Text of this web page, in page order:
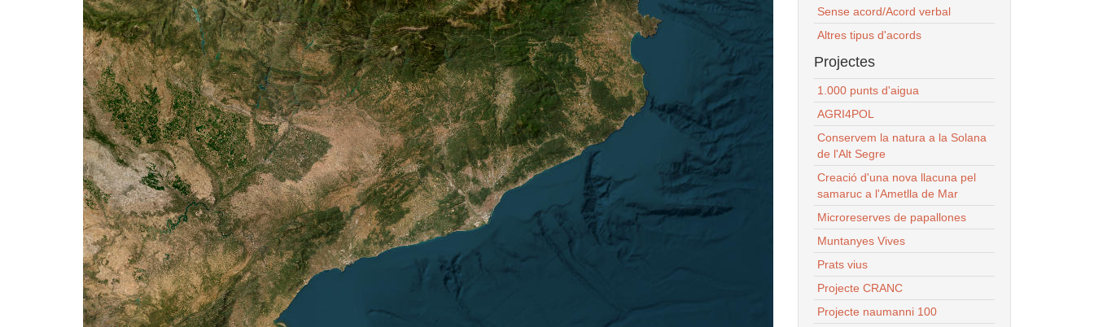
Sense acord/Acord verbal
Altres tipus d'acords
Projectes
1.000 punts d'aigua
AGRI4POL
Conservem la natura a la Solana
de l'Alt Segre
Creació d'una nova llacuna pel
samaruc a l'Ametlla de Mar
Microreserves de papallones
Muntanyes Vives
Prats vius
Projecte CRANC
Projecte naumanni 100